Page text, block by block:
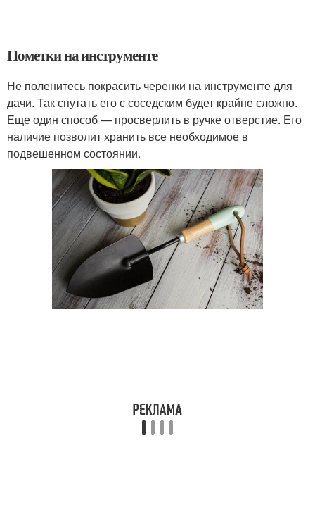
Пометки на инструменте
Не поленитесь покрасить черенки на инструменте для
дачи. Так спутать его с соседским будет крайне сложно.
Еще один способ — просверлить в ручке отверстие. Его
наличие позволит хранить все необходимое в
подвешенном состоянии.